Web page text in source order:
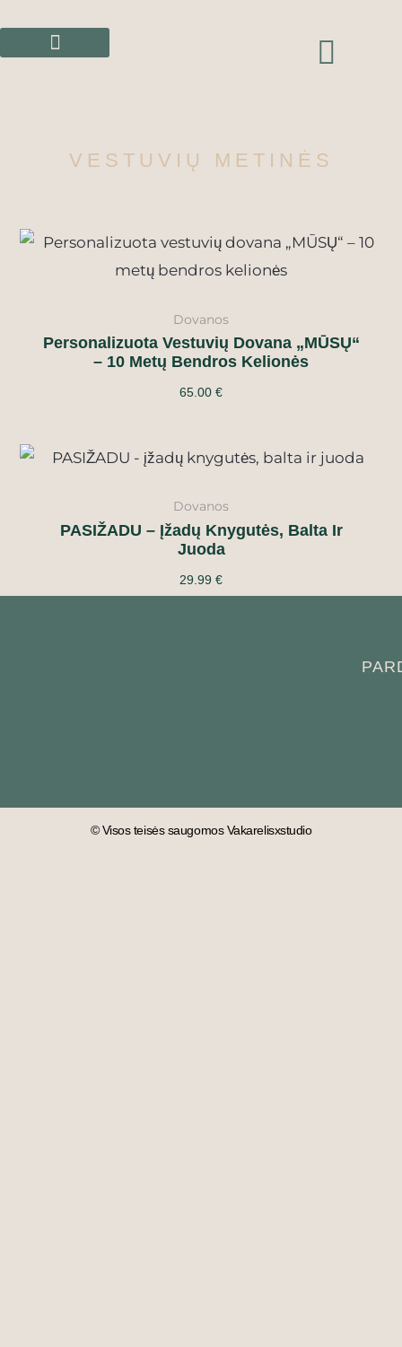
VESTUVIŲ METINĖS
Dovanos
Personalizuota Vestuvių Dovana „MŪSŲ“
– 10 Metų Bendros Kelionės
65.00 €
Dovanos
PASIŽADU – Įžadų Knygutės, Balta Ir
Juoda
29.99 €
© Visos teisės saugomos Vakarelisxstudio